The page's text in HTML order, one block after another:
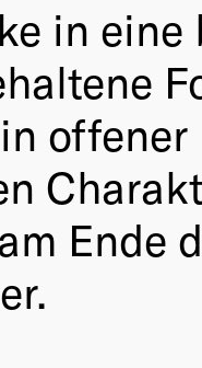
in
Ende